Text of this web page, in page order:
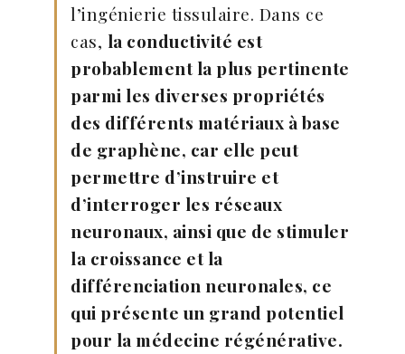
l’ingénierie tissulaire. Dans ce
cas, la conductivité est
probablement la plus pertinente
parmi les diverses propriétés
des différents matériaux à base
de graphène, car elle peut
permettre d’instruire et
d’interroger les réseaux
neuronaux, ainsi que de stimuler
la croissance et la
différenciation neuronales, ce
qui présente un grand potentiel
pour la médecine régénérative.